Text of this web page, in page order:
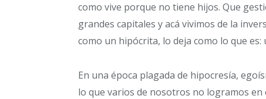
como vive porque no tiene hijos. Que
grandes capitales y acá vivimos de la
como un hipócrita, lo deja como lo que es:
En una época plagada de hipocresía,
lo que varios de nosotros no logramos en